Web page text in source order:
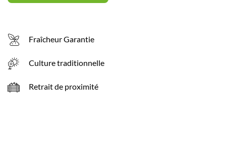
Fraîcheur Garantie
Culture traditionnelle
Retrait de proximité